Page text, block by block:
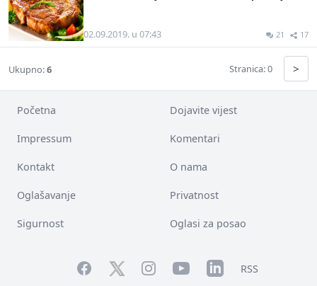
02.09.2019. u 07:43 21 17
Ukupno:6 Stranica: 0 >
Početna Dojavite vijest
Impressum Komentari
Kontakt O nama
Oglašavanje Privatnost
Sigurnost Oglasi za posao
FacebookTwitterInstagramYouTubeLinkedInRSS